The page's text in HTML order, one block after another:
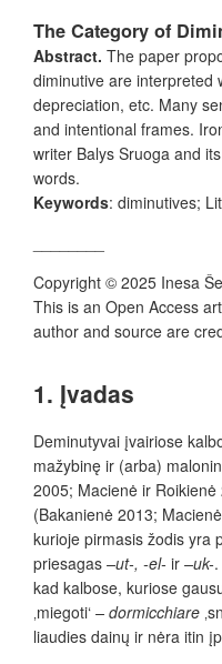
The Category of
Abstract. The paper
diminutive are interpreted
depreciation, etc. Many
and intentional frames.
writer Balys Sruoga and
words.
Keywords: diminutives;
Copyright © 2025 Inesa
This is an Open Access
author and source are
1. Įvadas
Deminutyvai įvairiose
mažybinę ir (arba)
2005; Macienė ir
(Bakanienė 2013;
kurioje pirmasis žodis yra
priesagas –ut-, -el- ir –uk-
kad kalbose, kuriose
‚miegoti‘ – dormicchiare
liaudies dainų ir nėra itin